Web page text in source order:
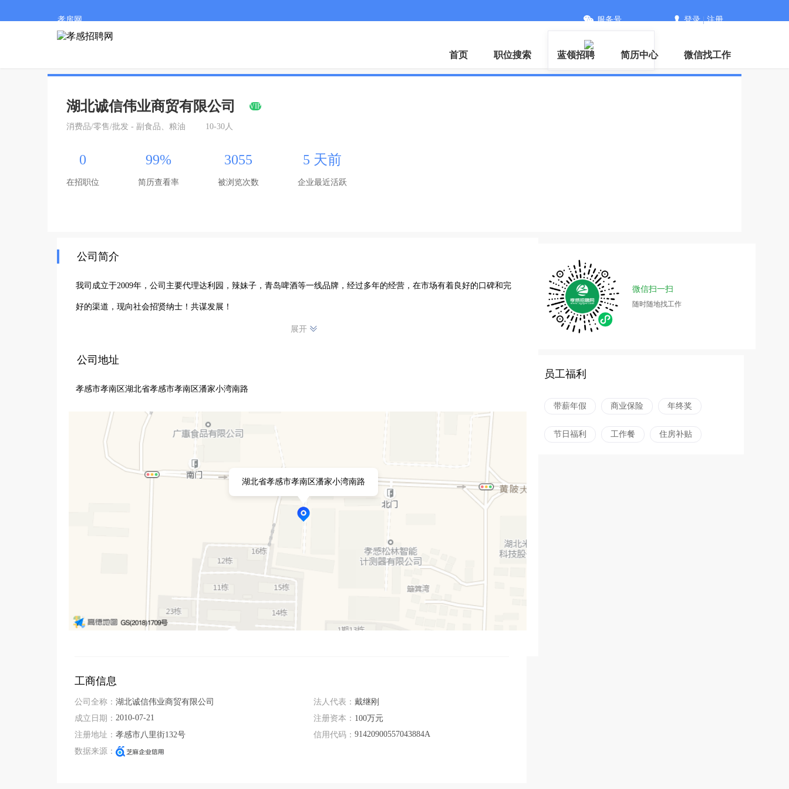
孝房网
微信
服务号 登录|注册
首页 职位搜索 蓝领招聘 简历中心 微信找工作
湖北诚信伟业商贸有限公司 VIP
消费品/零售/批发 - 副食品、粮油 10-30人
0
在招职位
99%
简历查看率
3055
被浏览次数
5 天前
企业最近活跃
公司简介
我司成立于2009年，公司主要代理达利园，辣妹子，青岛啤酒等一线品牌，经过多年的经营，在市场有着良好的口碑和完
好的渠道，现向社会招贤纳士！共谋发展！
展开
公司地址
孝感市孝南区湖北省孝感市孝南区潘家小湾南路
湖北省孝感市孝南区潘家小湾南路
工商信息
公司全称： 湖北诚信伟业商贸有限公司
成立日期： 2010-07-21
注册地址： 孝感市八里街132号
数据来源：
法人代表： 戴继刚
注册资本： 100万元
信用代码： 91420900557043884A
微信扫一扫
随时随地找工作
员工福利
带薪年假 商业保险 年终奖
节日福利 工作餐 住房补贴